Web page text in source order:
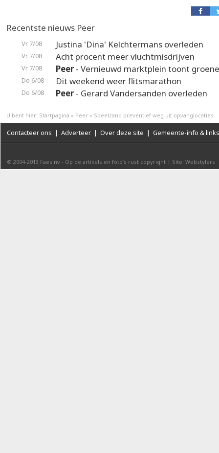
Recentste nieuws Peer
Vr 7/08 Justina 'Dina' Kelchtermans overleden
Vr 7/08 Acht procent meer vluchtmisdrijven
Vr 7/08 Peer- Vernieuwd marktplein toont
Do 6/08 Dit weekend weer flitsmarathon
Do 6/08 Peer- Gerard Vandersanden overleden
U bent hier: Startpagina » Peer » Speelzand preventief weg uit opvanglocaties
Contacteer ons | Adverteer | Over deze site | Gemeente-info & links
© 2004-2013 Faes nv - Op de artikels en foto’s rust copyright | Site: Webstylers